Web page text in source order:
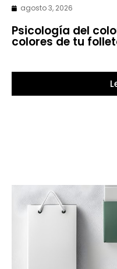
agosto 3, 2026
Psicología del
colores de tu